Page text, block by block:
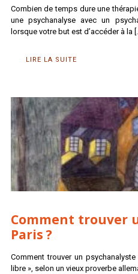
Combien de temps dure une
une psychanalyse avec un
lorsque votre but est d’accéder à la
LIRE LA SUITE
Comment trouver
Paris ?
Comment trouver un
libre », selon un vieux proverbe